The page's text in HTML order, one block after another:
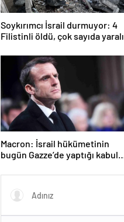
Soykırımcı İsrail durmuyor: 4
Filistinli öldü, çok sayıda yaralı
Macron: İsrail hükümetinin
bugün Gazze’de yaptığı kabul